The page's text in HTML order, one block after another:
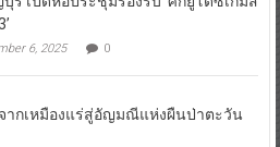
6, 2025 0
ากเหมืองแร่สู่อัญมณีแห่งผืนป่าตะวัน